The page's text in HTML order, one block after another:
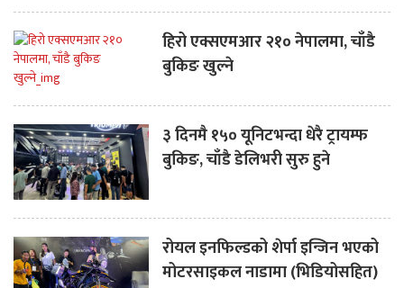
हिरो एक्सएमआर २१० नेपालमा, चाँडै
बुकिङ खुल्ने
३ दिनमै १५० यूनिटभन्दा धेरै ट्रायम्फ
बुकिङ, चाँडै डेलिभरी सुरु हुने
रोयल इनफिल्डको शेर्पा इन्जिन भएको
मोटरसाइकल नाडामा (भिडियोसहित)